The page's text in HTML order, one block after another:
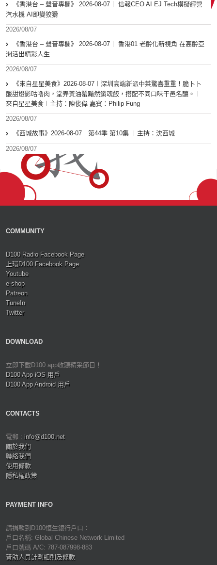
《香港台 – 聲音專欄》 2026-08-07｜ 信報CEO AI EJ Tech模擬經營
汽水機 AI即變狡猾
2026/08/07
《香港台 – 聲音專欄》 2026-08-07｜ 香港01 老齡化新視角 在高齡亞
洲活出精彩人生
2026/08/07
《來自星星美食》2026-08-07︱深圳高端新派中菜驚喜重重！脆卜卜
酸甜燈影咕嚕肉，堂弄黃油蟹黯然銷魂飯，搭配不同口味干邑名釀。︱
來自星星美食︱主持：陳俊偉 嘉賓：Philip Fung
2026/08/07
《西城故事》2026-08-07︱第44季 第10集 ︱主持：沈西城
2026/08/07
COMMUNITY
D100 Radio Facebook Page
上環D100 Facebook Page
Youtube
e-shop
Patreon
TuneIn
Twitter
DOWNLOAD
立即下載D100 app收聽精采節目！
D100 App iOS 用戶
D100 App Android 用戶
CONTACTS
電郵 : info@d100.net
關於我們
聯絡我們
使用條款
隱私權政策
PAYMENT INFO
請捐款到D100恒生銀行戶口：
戶口名稱: Global Chinese Network Limited
戶口號碼 A/C: 787-087998-883
贊助人員計劃細則及條款